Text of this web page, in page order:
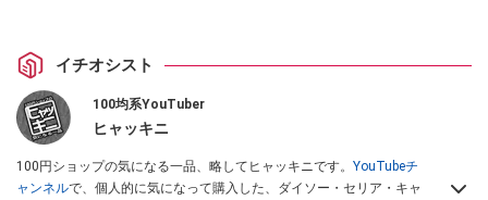
イチオシスト
100均系YouTuber
ヒャッキニ
100円ショップの気になる一品、略してヒャッキニです。 YouTubeチ
ャンネルで、個人的に気になって購入した、ダイソー・セリア・キャ